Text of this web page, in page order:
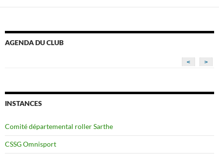
AGENDA DU CLUB
< >
INSTANCES
Comité départemental roller Sarthe
CSSG Omnisport